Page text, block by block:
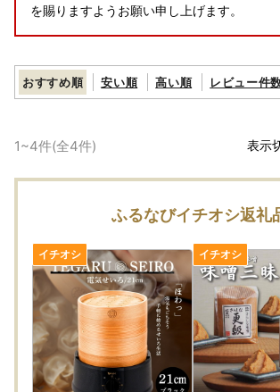
を賜りますようお願い申し上げます。
おすすめ順 安い順 高い順 レビュー件
1~4件(全4件) 表示
ふるなびイチオシ返礼